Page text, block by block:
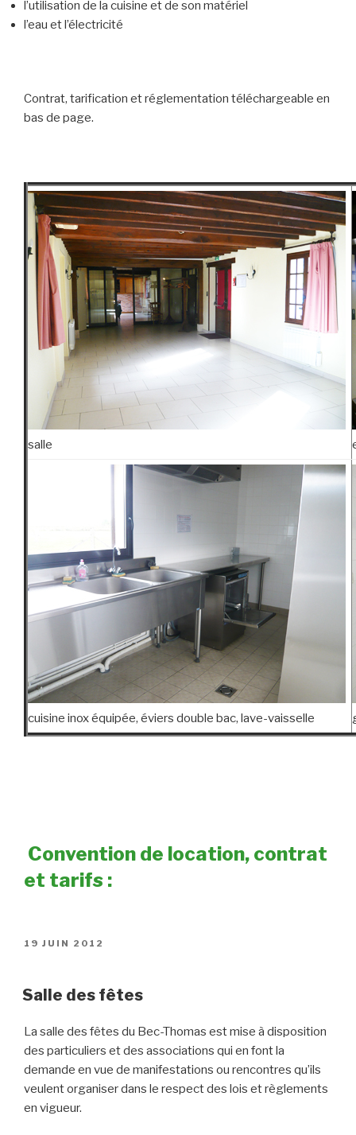
l’utilisation de la cuisine et de son matériel
l’eau et l’électricité
Contrat, tarification et réglementation téléchargeable en
bas de page.
salle
cuisine inox équipée, éviers double bac, lave-vaisselle
Convention de location, contrat
et tarifs :
PUBLIÉ
19 JUIN 2012
Salle des fêtes
La salle des fêtes du Bec-Thomas est mise à disposition
des particuliers et des associations qui en font la
demande en vue de manifestations ou rencontres qu’ils
veulent organiser dans le respect des lois et règlements
en vigueur.